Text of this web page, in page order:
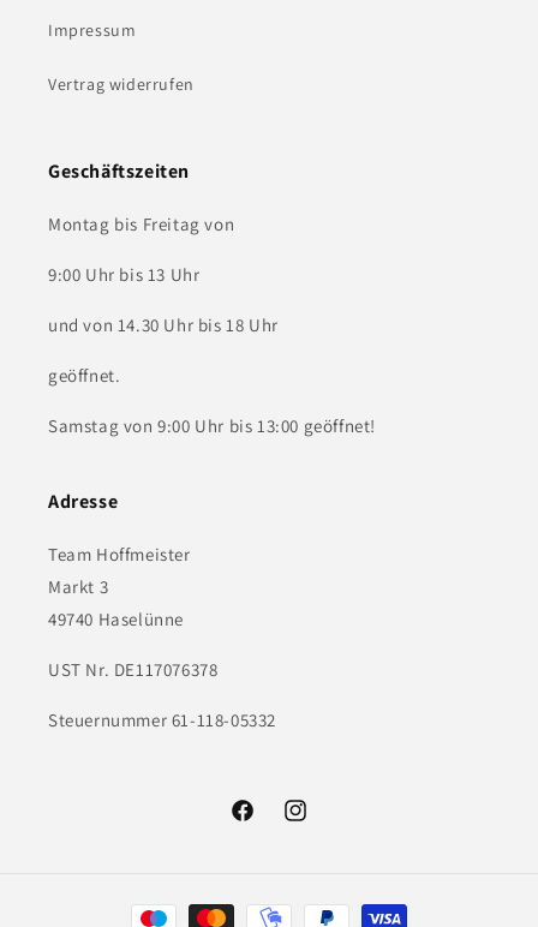
Impressum
Vertrag widerrufen
Geschäftszeiten
Montag bis Freitag von
9:00 Uhr bis 13 Uhr
und von 14.30 Uhr bis 18 Uhr
geöffnet.
Samstag von 9:00 Uhr bis 13:00 geöffnet!
Adresse
Team Hoffmeister
Markt 3
49740 Haselünne
UST Nr. DE117076378
Steuernummer 61-118-05332
FacebookInstagram
Zahlungsmethoden